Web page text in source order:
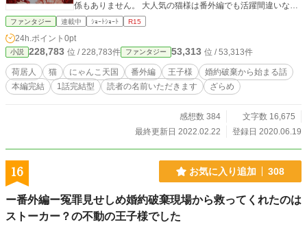
係もありません。 大人気の猫様は番外編でも活躍間違いな
し！どうぞお楽しみいただけたらと思います！ ｢にゃ～！(絶
そこまで長くはならないと思いますのでショートショート基
本一話完結型です。とはいえ終わりはないので生涯連載中！
表紙ははつ様に描いていただきました！ ファンタジー染みて
来たのでこちらのジャンルはファンタジーとします。
ファンタジー 連載中 ｼｮｰﾄｼｮｰﾄ R15
24h.ポイント 0pt
小説 228,783 位 / 228,783件 ファンタジー 53,313 位 / 53,313件
荷居人 猫 にゃんこ天国 番外編 王子様
婚約破棄から始まる話
本編完結
1話完結型 読者の名前いただきます ざらめ
感想数 384
文字数 16,675
最終更新日 2022.02.22
登録日 2020.06.19
16 お気に入り追加 308
ー番外編ー冤罪見せしめ婚約破棄現場から救ってくれたのは
ストーカー？の不動の王子様でした